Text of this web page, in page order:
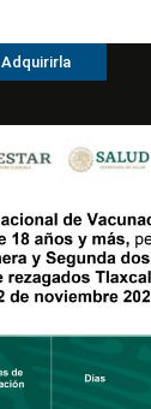
Adquirirla